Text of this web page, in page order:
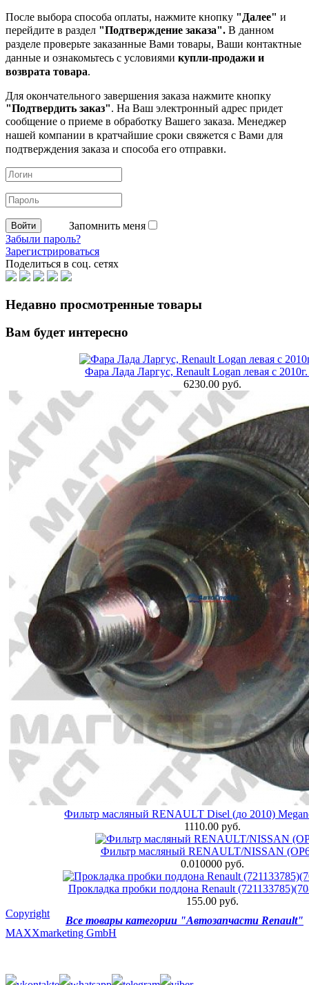
После выбора способа оплаты, нажмите кнопку "Далее" и
перейдите в раздел "Подтверждение заказа". В данном
разделе проверьте заказанные Вами товары, Ваши контактные
данные и ознакомьтесь с условиями купли-продажи и
возврата товара.
Для окончательного завершения заказа нажмите кнопку
"Подтвердить заказ". На Ваш электронный адрес придет
сообщение о приеме в обработку Вашего заказа. Менеджер
нашей компании в кратчайшие сроки свяжется с Вами для
подтверждения заказа и способа его отправки.
Запомнить меня
Забыли пароль?
Зарегистрироваться
Поделиться в соц. сетях
Недавно просмотренные товары
Вам будет интересно
Фара Лада Ларгус, Renault Logan левая с
6230.00 руб.
Фильтр масляный RENAULT Disel (до 2010)
1110.00 руб.
Фильтр масляный RENAULT/NISSAN
0.010000 руб.
Прокладка пробки поддона Renault
155.00 руб.
Все товары категории "Автозапчасти Renault"
Copyright
MAXXmarketing GmbH